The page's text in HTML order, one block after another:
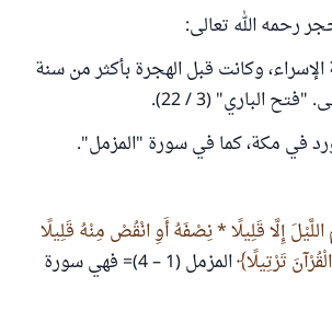
رحمه الله تعالى:
وكانت قبل الهجرة بأكثر من سنة
الباري" (3 / 22).
ورد في مكة، كما في سورة "المزمل".
اللَّيْلَ إِلَّا قَلِيلًا * نِصْفَهُ أَوِ انْقُصْ مِنْهُ قَلِيلًا
تَرْتِيلًا
المزمل (1 – 4)= فهي سورة